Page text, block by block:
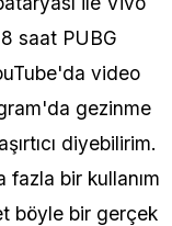
saat PUBG
video
gezinme
diyebilirim.
bir kullanım
böyle bir gerçek